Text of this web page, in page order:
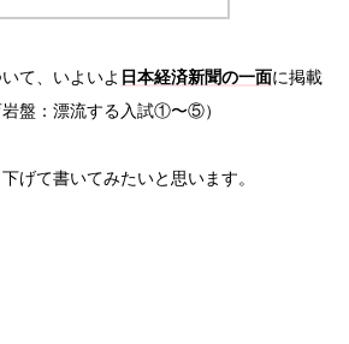
て、いよいよ 日本経済新聞の一面に掲載
盤：漂流する入試①〜⑤）
げて書いてみたいと思います。